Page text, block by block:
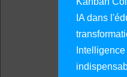
IA dans